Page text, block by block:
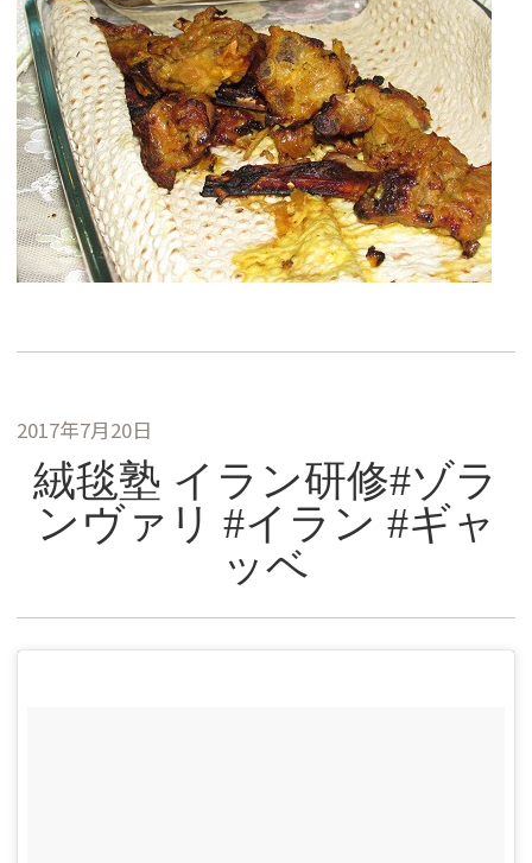
2017年7月20日
絨毯塾 イラン研修#ゾラ
ンヴァリ #イラン #ギャ
ッベ